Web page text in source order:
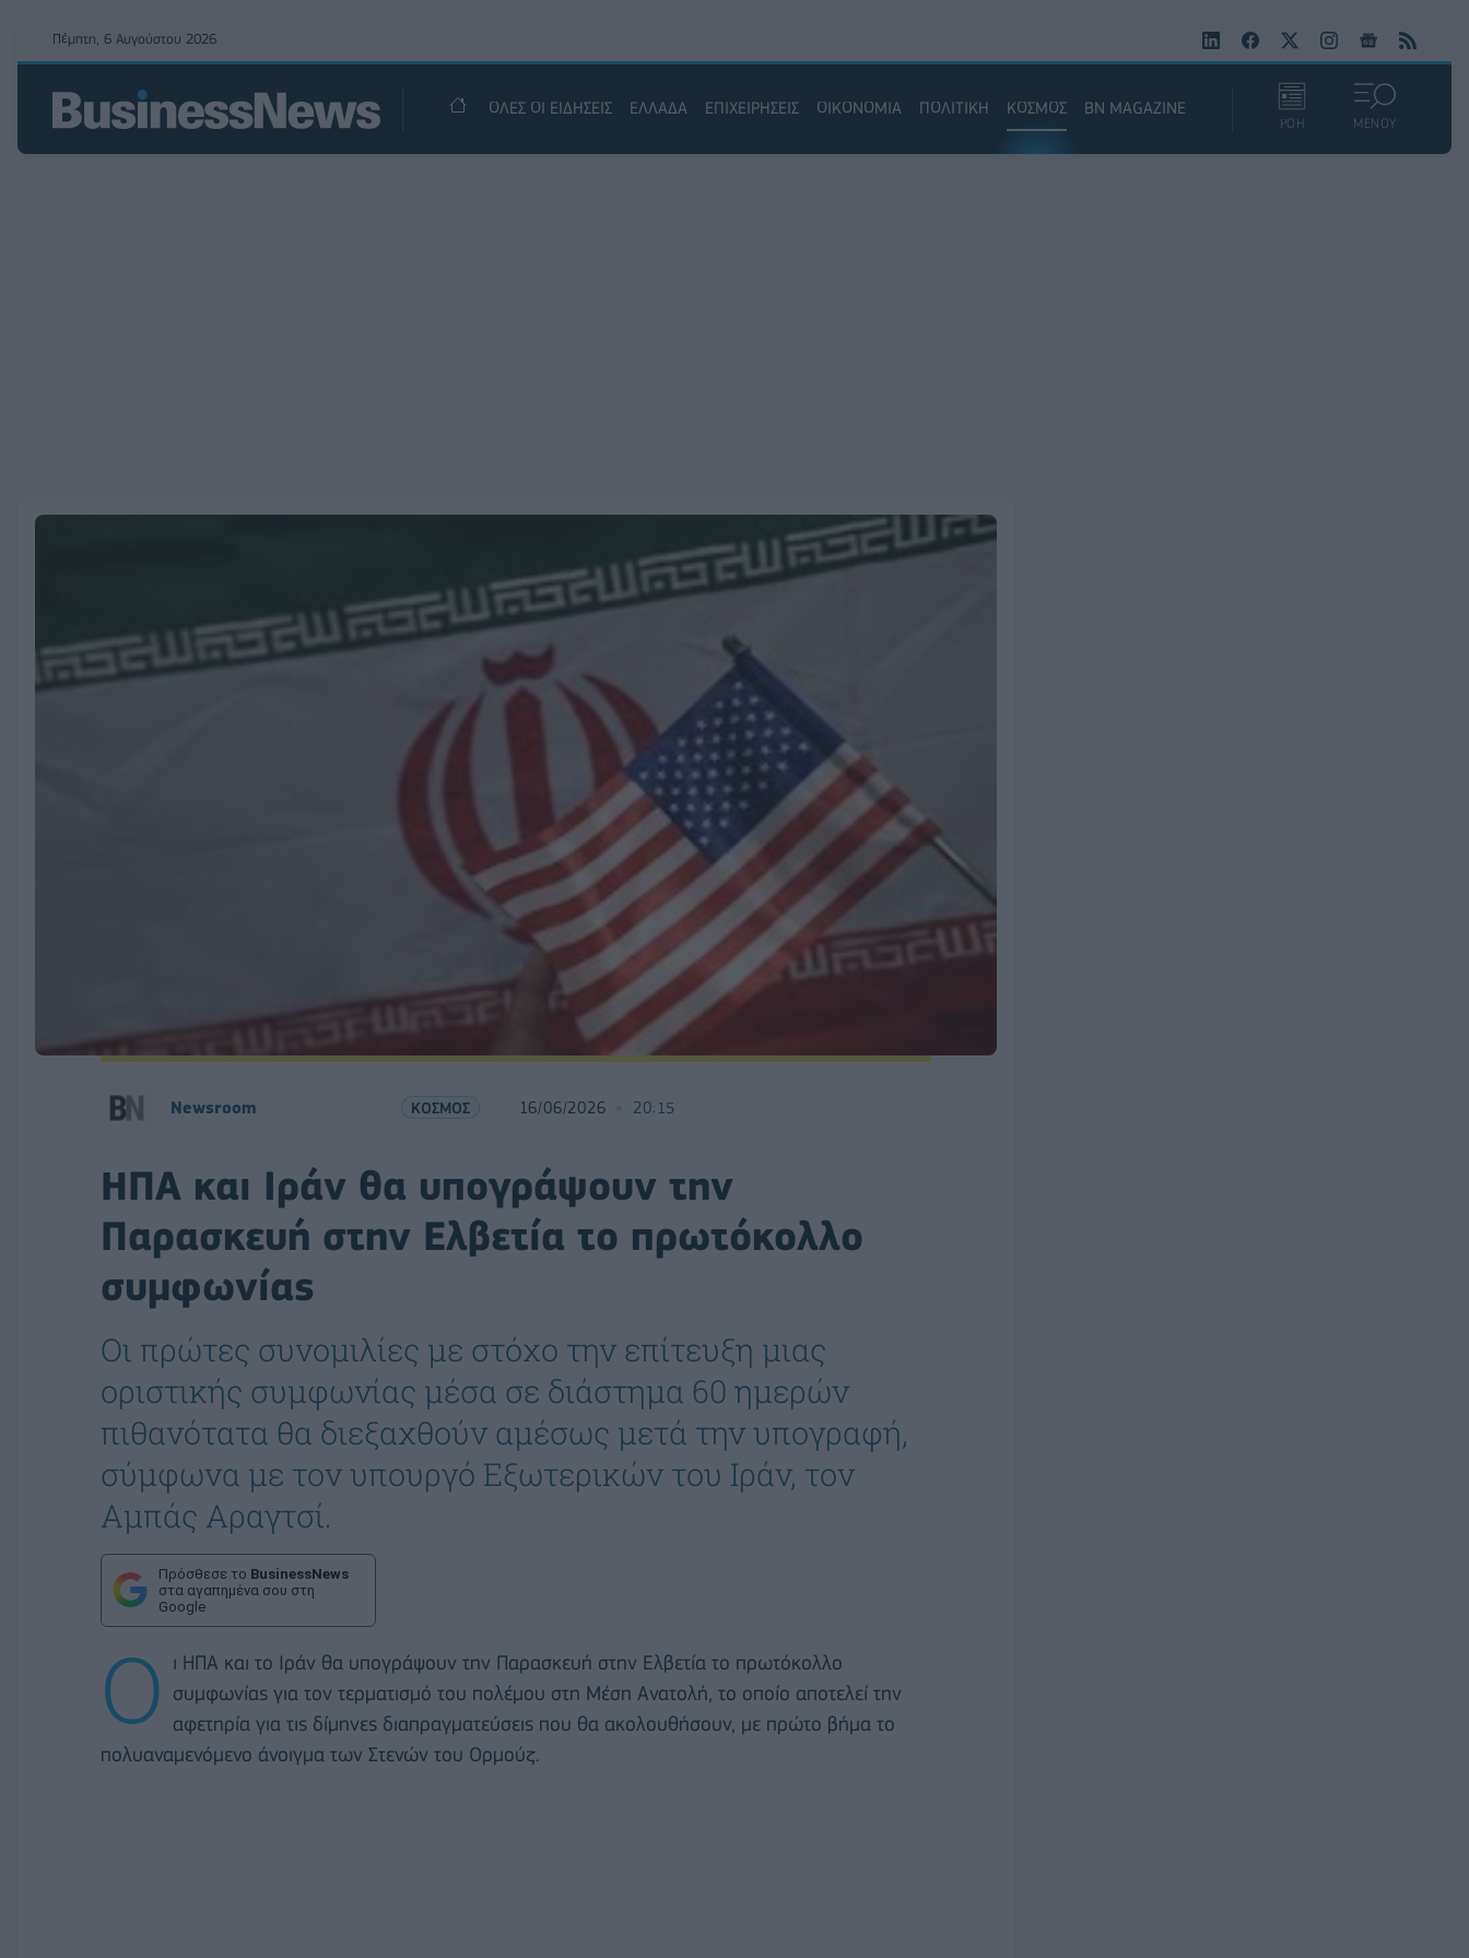
Πέμπτη, 6 Αυγούστου 2026
ΟΛΕΣ ΟΙ ΕΙΔΗΣΕΙΣ ΕΛΛΑΔΑ ΕΠΙΧΕΙΡΗΣΕΙΣ ΟΙΚΟΝΟΜΙΑ ΠΟΛΙΤΙΚΗ ΚΟΣΜΟΣ BN MAGAZINE
ΡΟΗ ΜΕΝΟΥ
Newsroom ΚΟΣΜΟΣ 16/06/2026 20:15
ΗΠΑ και Ιράν θα υπογράψουν την
Παρασκευή στην Ελβετία το πρωτόκολλο
συμφωνίας
Οι πρώτες συνομιλίες με στόχο την επίτευξη μιας
οριστικής συμφωνίας μέσα σε διάστημα 60 ημερών
πιθανότατα θα διεξαχθούν αμέσως μετά την υπογραφή,
σύμφωνα με τον υπουργό Εξωτερικών του Ιράν, τον
Αμπάς Αραγτσί.
Πρόσθεσε το BusinessNews
στα αγαπημένα σου στη
Google
Ο
ι ΗΠΑ και το Ιράν θα υπογράψουν την Παρασκευή στην Ελβετία το πρωτόκολλο
συμφωνίας για τον τερματισμό του πολέμου στη Μέση Ανατολή, το οποίο αποτελεί την
αφετηρία για τις δίμηνες διαπραγματεύσεις που θα ακολουθήσουν, με πρώτο βήμα το
πολυαναμενόμενο άνοιγμα των Στενών του Ορμούζ.